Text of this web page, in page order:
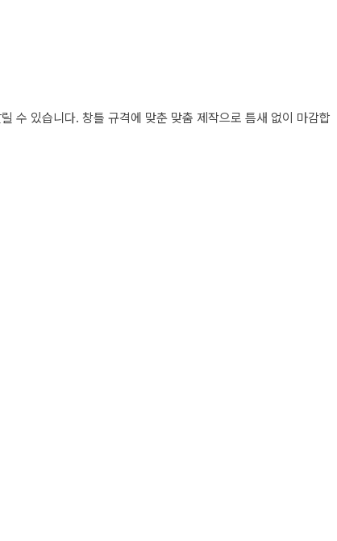
수 있습니다. 창틀 규격에 맞춘 맞춤 제작으로 틈새 없이 마감합